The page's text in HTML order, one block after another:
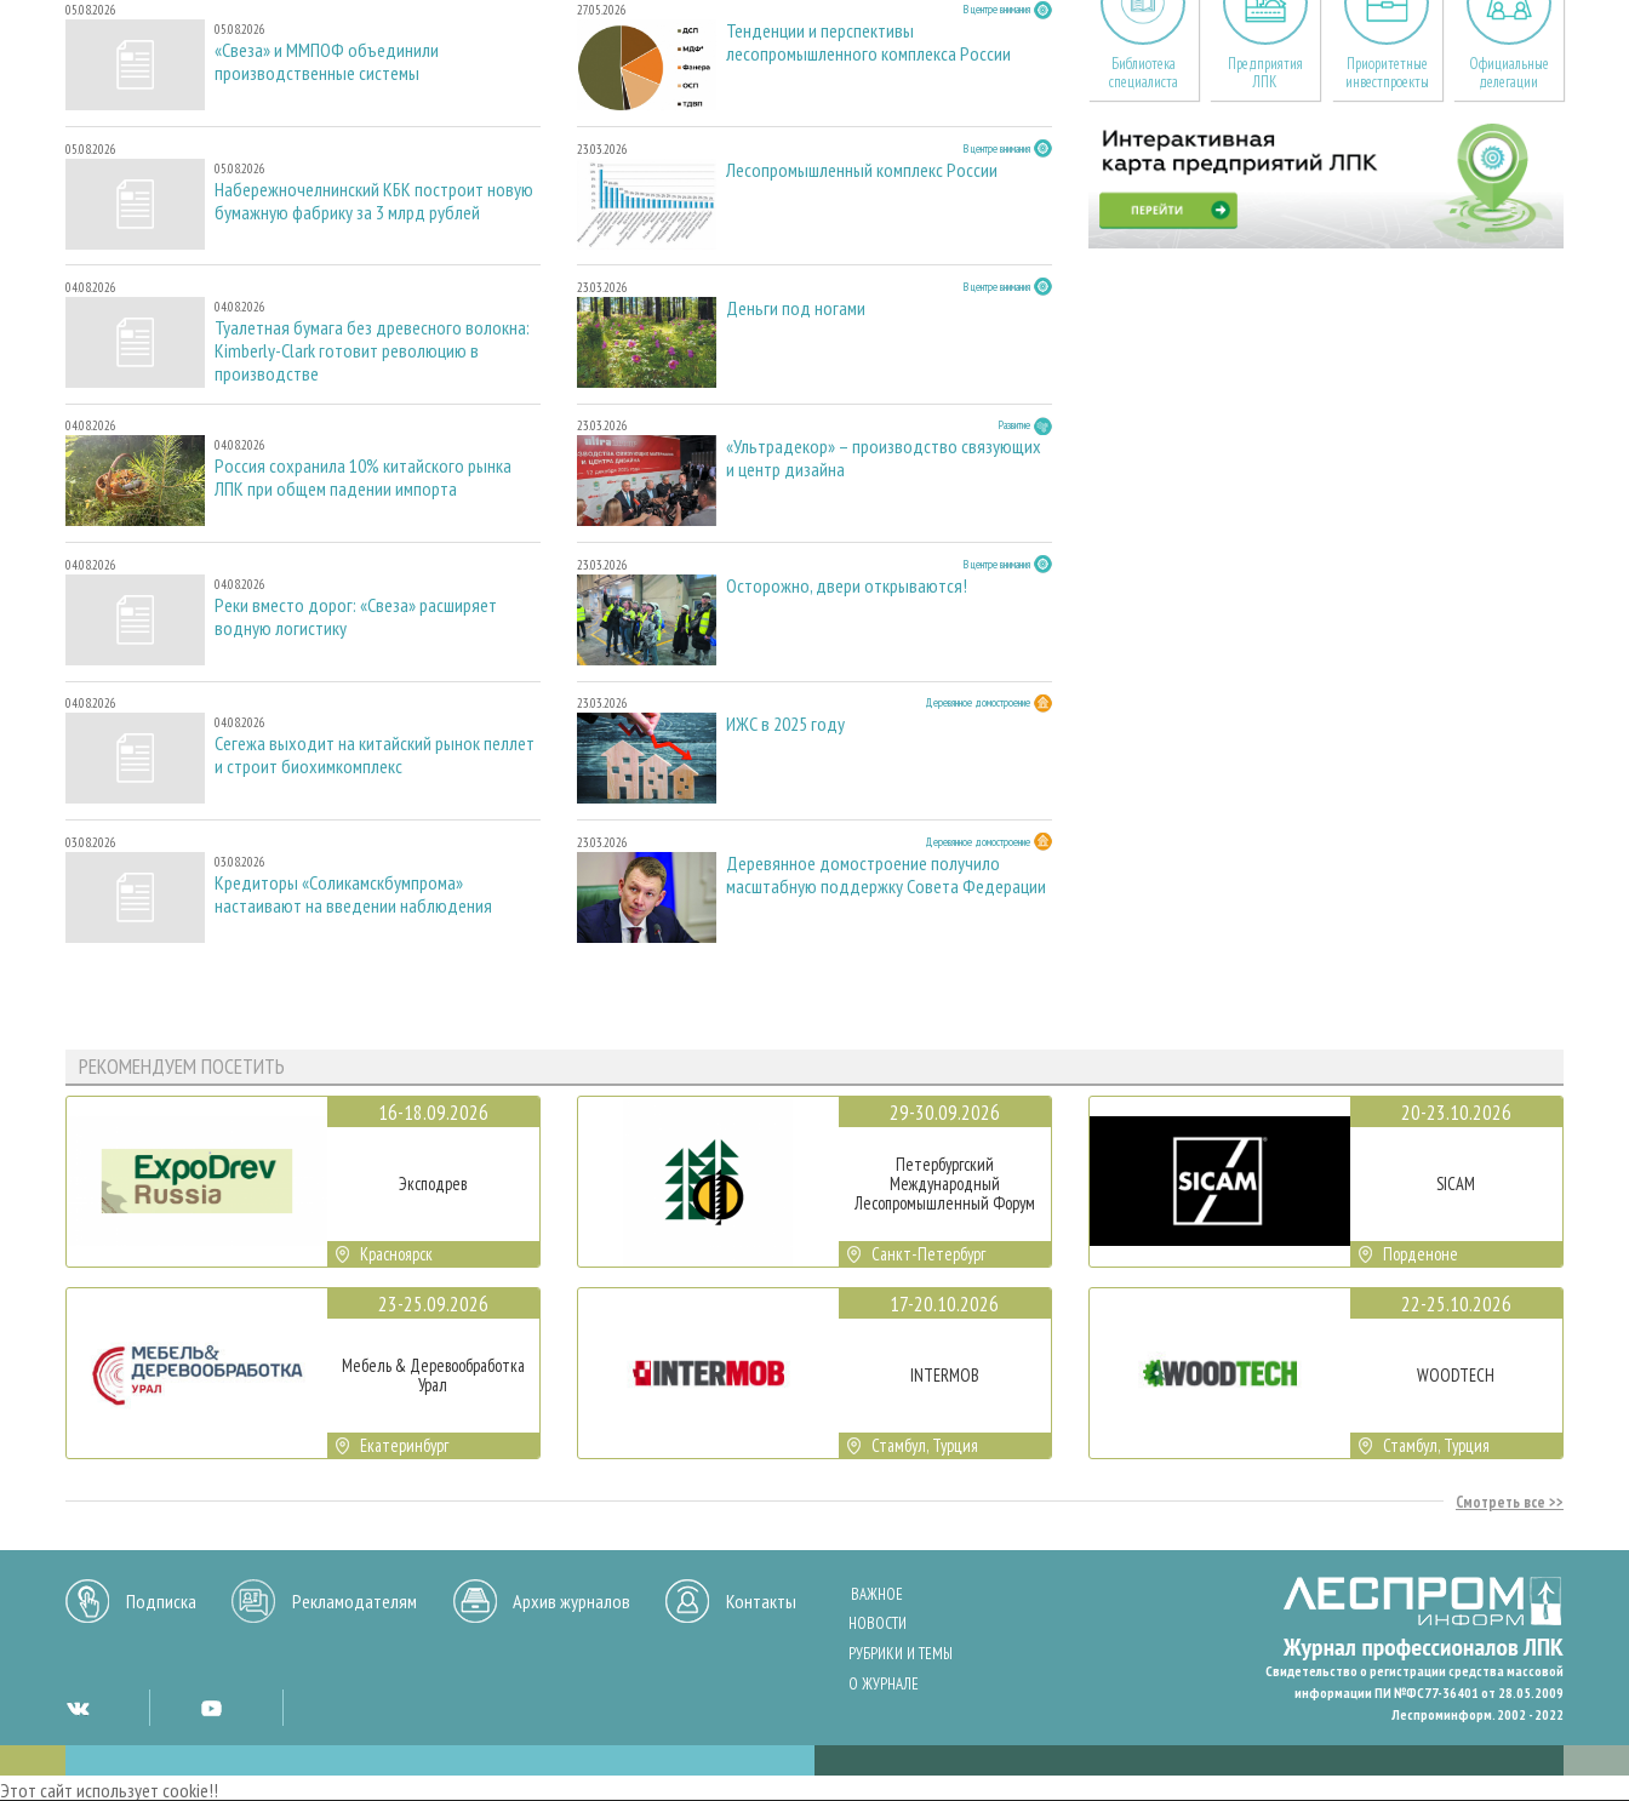
05.08.2026
05.08.2026
«Свеза» и ММПОФ объединили
производственные системы
05.08.2026
05.08.2026
Набережночелнинский КБК построит новую
бумажную фабрику за 3 млрд рублей
04.08.2026
04.08.2026
Туалетная бумага без древесного волокна:
Kimberly-Clark готовит революцию в
производстве
04.08.2026
04.08.2026
Россия сохранила 10% китайского рынка
ЛПК при общем падении импорта
04.08.2026
04.08.2026
Реки вместо дорог: «Свеза» расширяет
водную логистику
04.08.2026
04.08.2026
Сегежа выходит на китайский рынок пеллет
и строит биохимкомплекс
03.08.2026
03.08.2026
Кредиторы «Соликамскбумпрома»
настаивают на введении наблюдения
27.05.2026 В центре внимания
Тенденции и перспективы
лесопромышленного комплекса России
23.03.2026 В центре внимания
Лесопромышленный комплекс России
23.03.2026 В центре внимания
Деньги под ногами
23.03.2026 Развитие
«Ультрадекор» – производство связующих
и центр дизайна
23.03.2026 В центре внимания
Осторожно, двери открываются!
23.03.2026 Деревянное домостроение
ИЖС в 2025 году
23.03.2026 Деревянное домостроение
Деревянное домостроение получило
масштабную поддержку Совета Федерации
Библиотека
специалиста
Предприятия
ЛПК
Приоритетные
инвестпроекты
Официальные
делегации
РЕКОМЕНДУЕМ ПОСЕТИТЬ
16-18.09.2026
Эксподрев
Красноярск
23-25.09.2026
Мебель & Деревообработка
Урал
Екатеринбург
29-30.09.2026
Петербургский
Международный
Лесопромышленный Форум
Санкт-Петербург
17-20.10.2026
INTERMOB
Стамбул, Турция
20-23.10.2026
SICAM
Порденоне
22-25.10.2026
WOODTECH
Стамбул, Турция
Смотреть все
Подписка Рекламодателям Архив журналов Контакты
ВАЖНОЕ
НОВОСТИ
РУБРИКИ И ТЕМЫ
О ЖУРНАЛЕ
Свидетельство о регистрации средства массовой
информации ПИ №ФС77-36401 от 28.05.2009
Леспроминформ. 2002 - 2022
Этот сайт использует cookie!!